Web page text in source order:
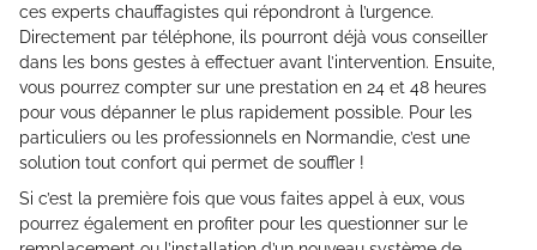
ces experts chauffagistes qui répondront à l’urgence.
Directement par téléphone, ils pourront déjà vous conseiller
dans les bons gestes à effectuer avant l’intervention. Ensuite,
vous pourrez compter sur une prestation en 24 et 48 heures
pour vous dépanner le plus rapidement possible. Pour les
particuliers ou les professionnels en Normandie, c’est une
solution tout confort qui permet de souffler !
Si c’est la première fois que vous faites appel à eux, vous
pourrez également en profiter pour les questionner sur le